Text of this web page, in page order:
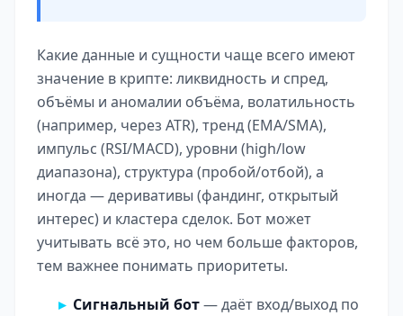
Какие данные и сущности чаще всего имеют
значение в крипте: ликвидность и спред,
объёмы и аномалии объёма, волатильность
(например, через ATR), тренд (EMA/SMA),
импульс (RSI/MACD), уровни (high/low
диапазона), структура (пробой/отбой), а
иногда — деривативы (фандинг, открытый
интерес) и кластера сделок. Бот может
учитывать всё это, но чем больше факторов,
тем важнее понимать приоритеты.
Сигнальный бот— даёт вход/выход по